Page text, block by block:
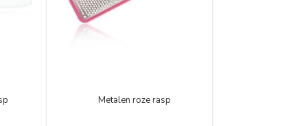
Metalen roze rasp